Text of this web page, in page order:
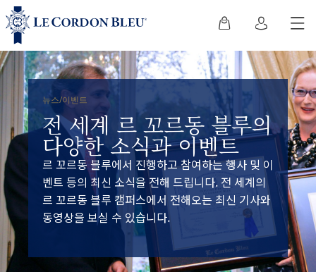
뉴스/이벤트
전 세계 르 꼬르동 블루의
다양한 소식과 이벤트
르 꼬르동 블루에서 진행하고 참여하는 행사 및 이
벤트 등의 최신 소식을 전해 드립니다. 전 세계의
르 꼬르동 블루 캠퍼스에서 전해오는 최신 기사와
동영상을 보실 수 있습니다.